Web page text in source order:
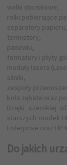
wałki dociskowe,
rolki pobierające
separatory papieru,
termistory,
panewki,
formatery i płyty
moduły lasera
silniki,
zespoły
koła zębate oraz
Dzięki szerokiej
starszych modeli
Enterprise oraz HP
Do jakich